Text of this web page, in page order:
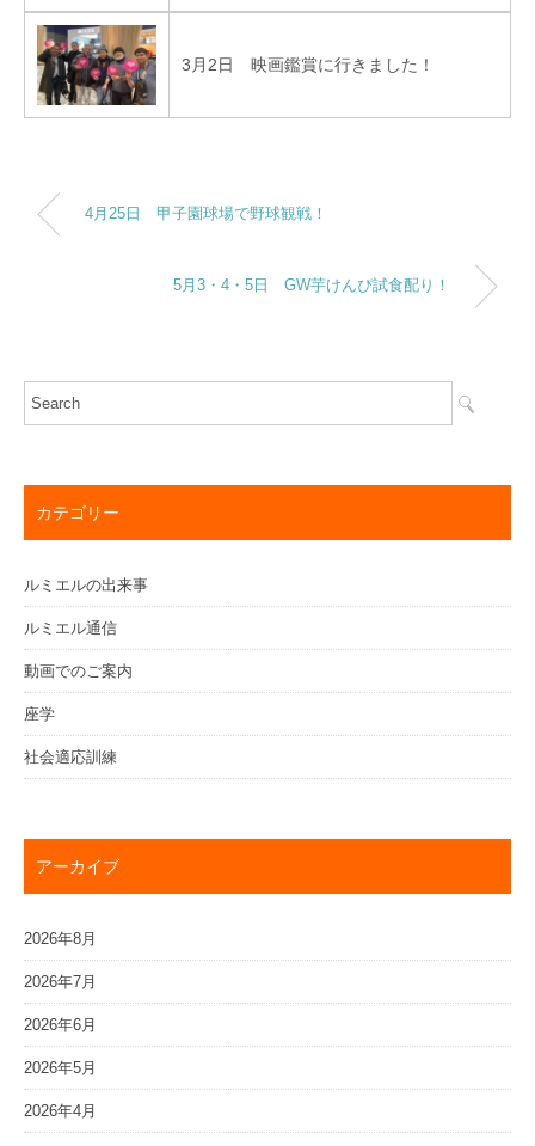
3月2日 映画鑑賞に行きました！
4月25日 甲子園球場で野球観戦！
5月3・4・5日 GW芋けんぴ試食配り！
カテゴリー
ルミエルの出来事
ルミエル通信
動画でのご案内
座学
社会適応訓練
アーカイブ
2026年8月
2026年7月
2026年6月
2026年5月
2026年4月